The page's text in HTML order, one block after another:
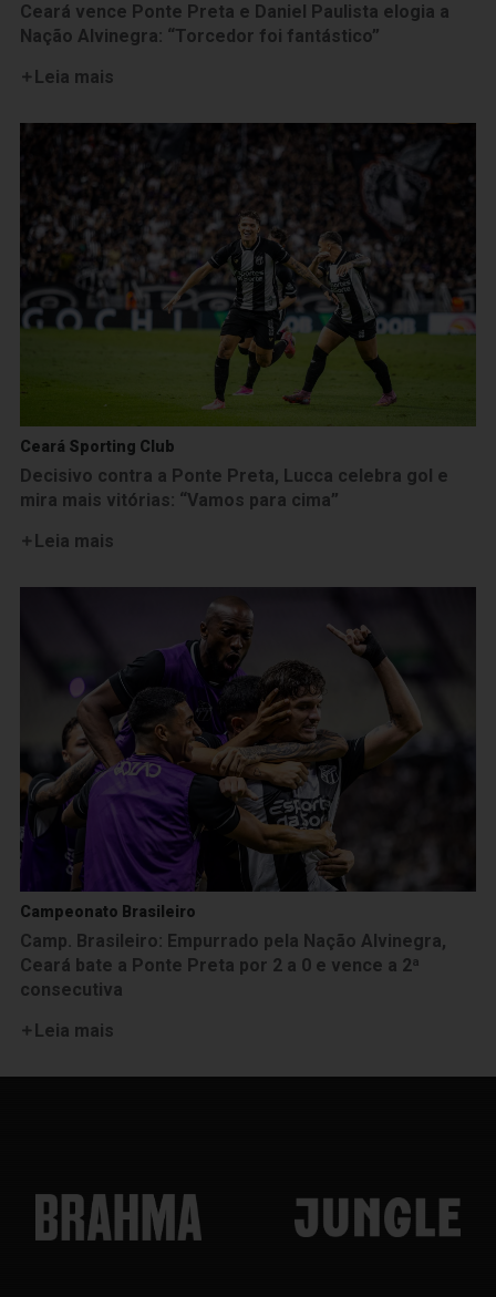
Ceará vence Ponte Preta e Daniel Paulista elogia a
Nação Alvinegra: “Torcedor foi fantástico”
Leia mais
Ceará Sporting Club
Decisivo contra a Ponte Preta, Lucca celebra gol e
mira mais vitórias: “Vamos para cima”
Leia mais
Campeonato Brasileiro
Camp. Brasileiro: Empurrado pela Nação Alvinegra,
Ceará bate a Ponte Preta por 2 a 0 e vence a 2ª
consecutiva
Leia mais